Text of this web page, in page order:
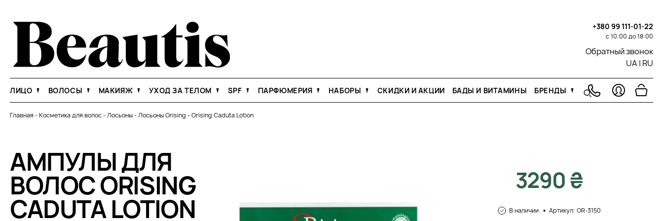
+380 99 111-01-22
с 10:00 до 18:00
Обратный звонок
UA | RU
ЛИЦО ВОЛОСЫ МАКИЯЖ УХОД ЗА ТЕЛОМ SPF ПАРФЮМЕРИЯ НАБОРЫ СКИДКИ И АКЦИИ БАДЫ И ВИТАМИНЫ БРЕНДЫ
Главная -Косметика для волос-Лосьоны-Лосьоны Orising -Orising Caduta Lotion
АМПУЛЫ ДЛЯ
ВОЛОС ORISING
CADUTA LOTION
3290 ₴
В наличии Артикул: OR-3150